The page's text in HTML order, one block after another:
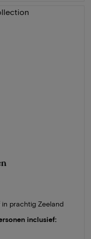
in prachtig Zeeland
inclusief: